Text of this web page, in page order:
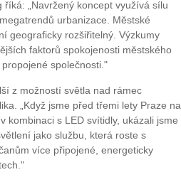
„Navržený koncept využívá sílu
urbanizace. Městské
geograficky rozšiřitelný. Výzkumy
faktorů spokojenosti městského
společnosti."
z možností světla nad rámec
„Když jsme před třemi lety Praze na
kombinaci s LED svítidly, ukázali jsme
jako službu, která roste s
více připojené, energeticky